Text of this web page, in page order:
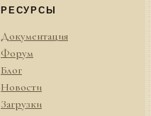
РЕСУРСЫ
Документация
Форум
Блог
Новости
Загрузки